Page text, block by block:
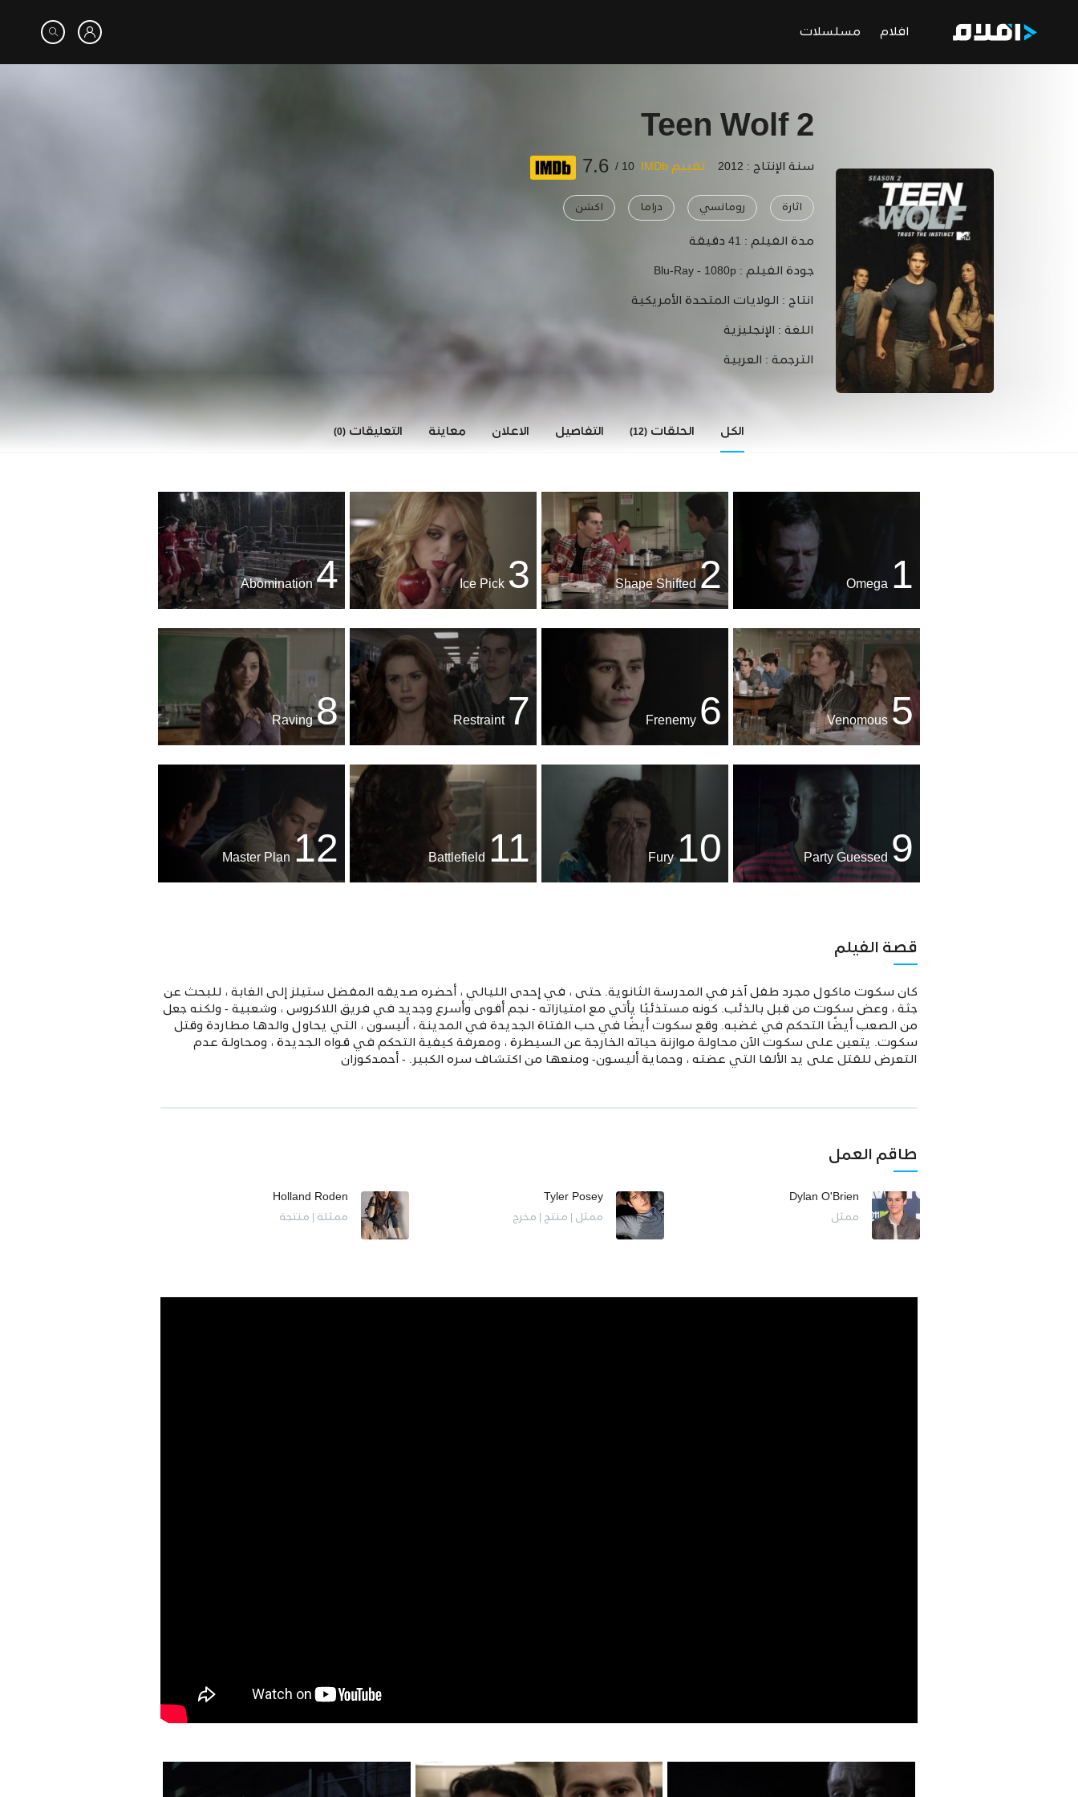
افلام مسلسلات
Teen Wolf 2
سنة الإنتاج : 2012 تقييم IMDb 10 /
7.6
اثارة رومانسي دراما اكشن
مدة الفيلم : 41 دقيقة
جودة الفيلم : Blu-Ray - 1080p
انتاج : الولايات المتحدة الأمريكية
اللغة : الإنجليزية
الترجمة : العربية
الكل الحلقات (12) التفاصيل الاعلان معاينة التعليقات (0)
1
2
3
4
Abomination
5
6
7
Restraint
8
Raving
9
10
Fury
11
12
قصة الفيلم
كان سكوت ماكول مجرد طفل آخر في المدرسة الثانوية. حتى ، في إحدى الليالي ، أحضره صديقه المفضل ستيلز إلى الغابة ، للبحث عن
جثة ، وعض سكوت من قبل بالذئب. كونه مستذئبًا يأتي مع امتيازاته - نجم أقوى وأسرع وجديد في فريق اللاكروس ، وشعبية - ولكنه جعل
من الصعب أيضًا التحكم في غضبه. وقع سكوت أيضًا في حب الفتاة الجديدة في المدينة ، أليسون ، التي يحاول والدها مطاردة وقتل
سكوت. يتعين على سكوت الآن محاولة موازنة حياته الخارجة عن السيطرة ، ومعرفة كيفية التحكم في قواه الجديدة ، ومحاولة عدم
التعرض للقتل على يد الألفا التي عضته ، وحماية أليسون- ومنعها من اكتشاف سره الكبير. - أحمدكوزان
طاقم العمل
Dylan O'Brien
ممثل
Tyler Posey
ممثل | منتج | مخرج
Holland Roden
ممثلة | منتجة